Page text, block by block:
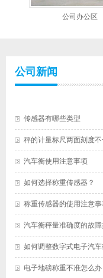
公司办公区
公司新闻
传感器有哪些类型
秤的计量标尺两面刻度
汽车衡使用注意事项
如何选择称重传感器？
称重传感器的使用注意事
汽车衡秤量准确度的故
如何调整数字式电子汽
电子地磅称重不准怎么办
电子汽车衡的作弊方
当前以称重衡器为
物联网衡器比传统衡
目前的销售模式是
电子衡器称量卸载
1、在使用过程中链接
向限位失灵3、传感器
仪表的零位跟踪设置
去皮后没有清楚皮重...
电子汽车衡仪表闪
素
良或虚焊 2、传感器
3、风力过大造成仪表